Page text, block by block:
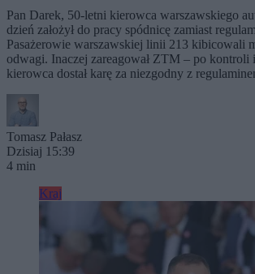
Pan Darek, 50-letni kierowca warszawskiego
dzień założył do pracy spódnicę zamiast
Pasażerowie warszawskiej linii 213 kibicowali
odwagi. Inaczej zareagował ZTM – po kontroli
kierowca dostał karę za niezgodny z
Tomasz Pałasz
Dzisiaj 15:39
4 min
Kraj